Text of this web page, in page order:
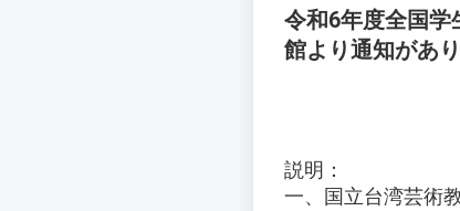
令和6年度全国学
館より通知があ
説明：
一、国立台湾芸術